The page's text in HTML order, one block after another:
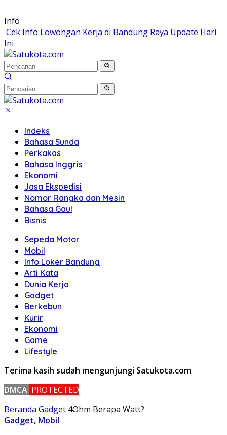
Langsung
ke
konten
Info
Cek Info Lowongan Kerja di Bandung Raya Update Hari
Ini
Indeks
Bahasa Sunda
Perkakas
Bahasa Inggris
Ekonomi
Jasa Ekspedisi
Nomor Rangka dan Mesin
Bahasa Gaul
Bisnis
Sepeda Motor
Mobil
Info Loker Bandung
Arti Kata
Dunia Kerja
Gadget
Berkebun
Kurir
Ekonomi
Game
Lifestyle
Terima kasih sudah mengunjungi Satukota.com
DMCA PROTECTED
Beranda Gadget 4Ohm Berapa Watt?
Gadget, Mobil